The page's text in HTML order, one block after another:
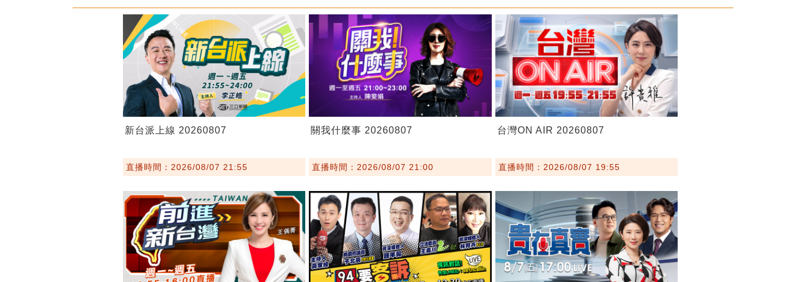
新台派上線 20260807
直播時間：2026/08/07 21:55
關我什麼事 20260807
直播時間：2026/08/07 21:00
台灣ON AIR 20260807
直播時間：2026/08/07 19:55